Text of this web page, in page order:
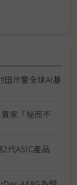
示警全球AI基
家「祕而不
代ASIC產品